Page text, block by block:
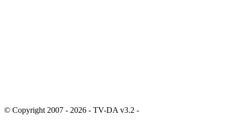
© Copyright 2007 - 2026 - TV-DA v3.2 -